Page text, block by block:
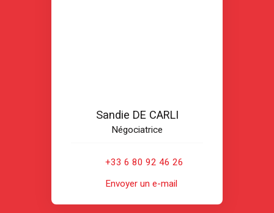
Sandie DE CARLI
Négociatrice
+33 6 80 92 46 26
Envoyer un e-mail